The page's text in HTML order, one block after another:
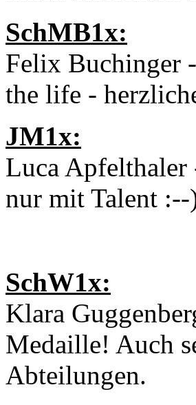
SchMB1x:
Felix Buchinger
the life -
JM1x:
Luca Apfelthaler
nur mit Talent
SchW1x:
Klara
Medaille! Auch
Abteilungen.